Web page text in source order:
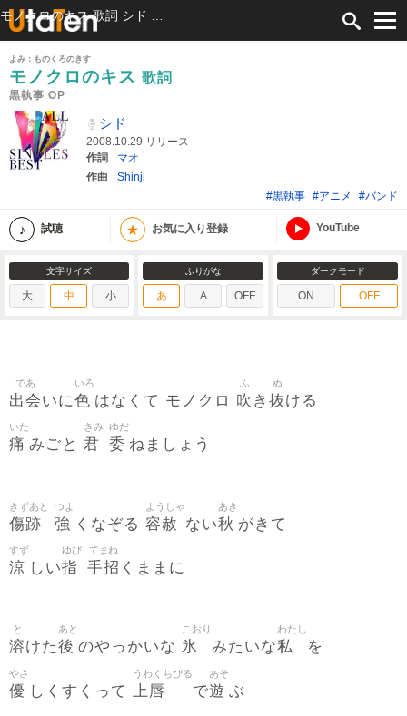
よみ：ものくろのきす
モノクロのキス 歌詞
黒執事 OP
シド
2008.10.29 リリース
作詞
マオ
作曲
Shinji
#黒執事 #アニメ #バンド
試聴 ★ お気に入り登録 YouTube
文字サイズ
大 中 小
ふりがな
あ A OFF
ダークモード
ON OFF
出会
であ
いに色
いろ
はなくて モノクロ 吹
ふ
き 抜
ぬ
ける
痛
いた
みごと 君
きみ
委
ゆだ
ねましょう
傷跡
きずあと
強
つよ
くなぞる 容赦
ようしゃ
ない秋
あき
がきて
涼
すず
しい指
ゆび
手招
てまね
くままに
溶
と
けた後
あと
のやっかいな 氷
こおり
みたいな私
わたし
を
優
やさ
しくすくって 上唇
うわくちびる
で遊
あそ
ぶ